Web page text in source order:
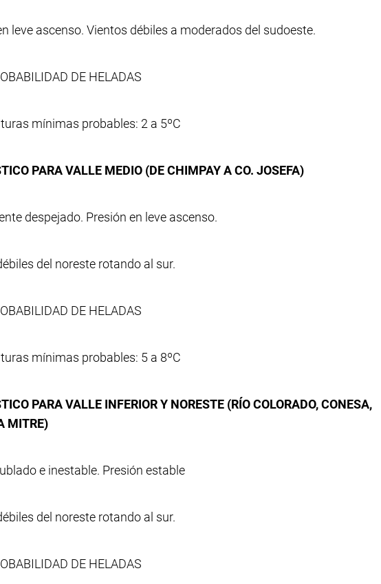
leve ascenso. Vientos débiles a moderados del sudoeste.
DE HELADAS
mínimas probables: 2 a 5ºC
PARA VALLE MEDIO (DE CHIMPAY A CO. JOSEFA)
despejado. Presión en leve ascenso.
del noreste rotando al sur.
DE HELADAS
mínimas probables: 5 a 8ºC
PARA VALLE INFERIOR Y NORESTE (RÍO COLORADO, CONESA,
MITRE)
e inestable. Presión estable
del noreste rotando al sur.
DE HELADAS